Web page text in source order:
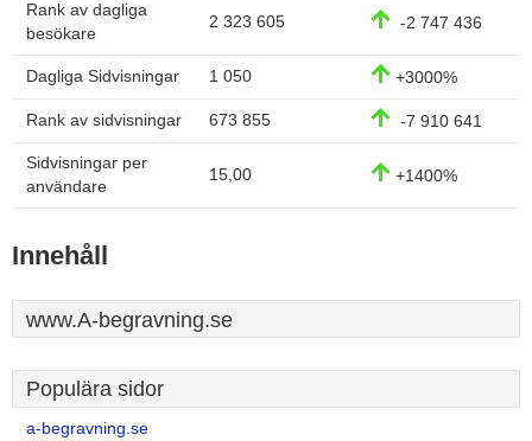
Rank av dagliga
besökare
2 323 605 -2 747 436
Dagliga Sidvisningar 1 050 +3000%
Rank av sidvisningar 673 855 -7 910 641
Sidvisningar per
användare
15,00 +1400%
Innehåll
www.A-begravning.se
Populära sidor
a-begravning.se